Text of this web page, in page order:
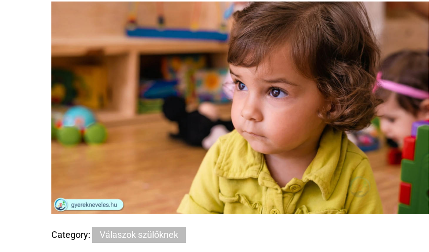
Category: Válaszok szülőknek